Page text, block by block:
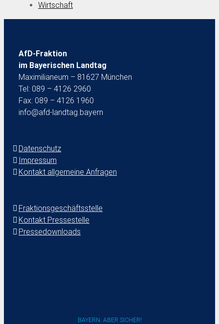
Wirtschaft
AfD-Fraktion
im Bayerischen Landtag
Maximilianeum – 81627 München
Tel: 089 – 4126 2960
Fax: 089 – 4126 1960
info@afd-landtag.bayern
Datenschutz
Impressum
Kontakt allgemeine Anfragen
Fraktionsgeschäftsstelle
Kontakt Pressestelle
Pressedownloads
BAYERN. ABER SICHER!